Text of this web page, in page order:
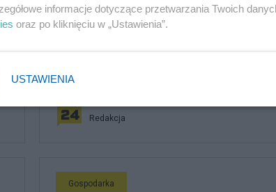
największy kłopot
Redakcja
Gospodarka
informacje dotyczące przetwarzania Twoich
oraz po kliknięciu w „Ustawienia”.
USTAWIENIA